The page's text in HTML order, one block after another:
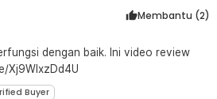
Membantu (2)
dengan baik. Ini video review
Xj9WlxzDd4U
Buyer